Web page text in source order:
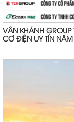
VÂN KHÁNH
CƠ ĐIỆN UY TÍN